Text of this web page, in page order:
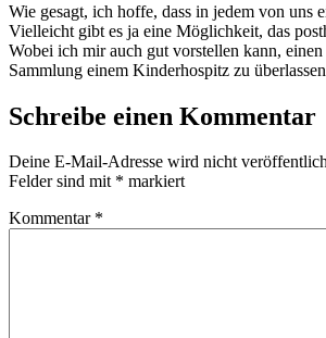
Wie gesagt, ich hoffe, dass in jedem von uns
Vielleicht gibt es ja eine Möglichkeit, das
Wobei ich mir auch gut vorstellen kann,
Sammlung einem Kinderhospitz zu
Schreibe einen Kommentar
Deine E-Mail-Adresse wird nicht
Felder sind mit * markiert
Kommentar *